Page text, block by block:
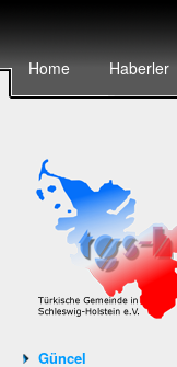
Home Haberler
Güncel